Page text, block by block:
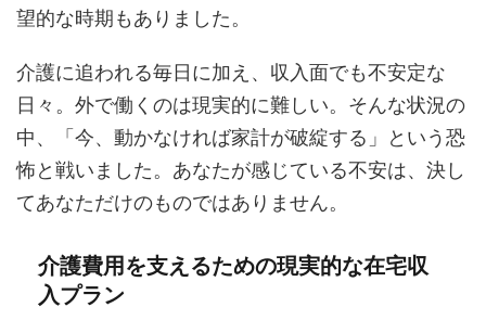
望的な時期もありました。
介護に追われる毎日に加え、収入面でも不安定な
日々。外で働くのは現実的に難しい。そんな状況の
中、「今、動かなければ家計が破綻する」という恐
怖と戦いました。あなたが感じている不安は、決し
てあなただけのものではありません。
介護費用を支えるための現実的な在宅収
入プラン